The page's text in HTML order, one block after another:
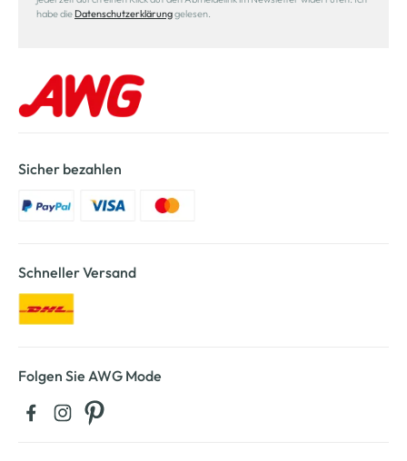
habe die Datenschutzerklärunggelesen.
Sicher bezahlen
Schneller Versand
Folgen Sie AWG Mode